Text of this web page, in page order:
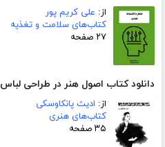
از: علی کریم پور
کتاب‌های سلامت و تغذیه
۲۷ صفحه
دانلود کتاب اصول هنر در طراحی لباس
از: ادیث پانکاوسکی
کتاب‌های هنری
۳۵ صفحه